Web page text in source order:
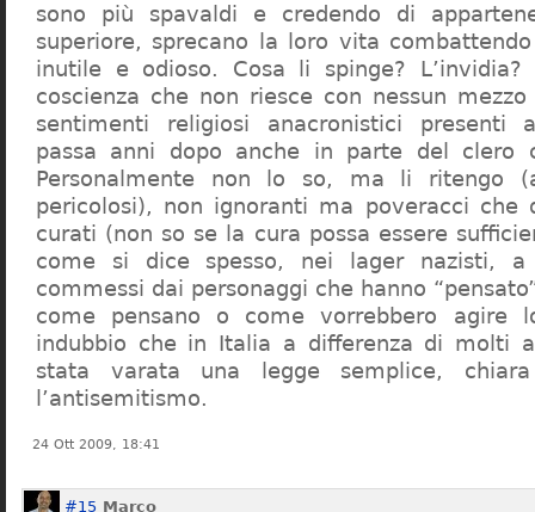
sono più spavaldi e credendo di
superiore, sprecano la loro vita
inutile e odioso. Cosa li spinge?
coscienza che non riesce con nessun
sentimenti religiosi anacronistici presenti
passa anni dopo anche in parte del clero
Personalmente non lo so, ma li ritengo
pericolosi), non ignoranti ma poveracci che
curati (non so se la cura possa essere
come si dice spesso, nei lager nazisti,
commessi dai personaggi che hanno
come pensano o come vorrebbero agire
indubbio che in Italia a differenza di molti
stata varata una legge semplice,
l’antisemitismo.
24 Ott 2009, 18:41
#15 Marco